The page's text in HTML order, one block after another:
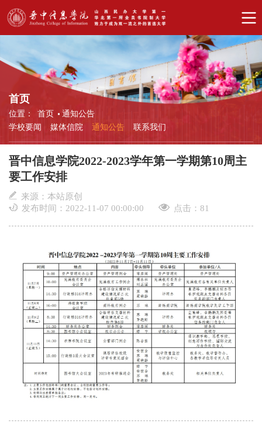
首页
位置： 首页
通知公告
学校要闻
媒体信院 通知公告 联系我们
晋中信息学院2022-2023学年第一学期第10周主
要工作安排
来源：本站原创
发布时间：2022-11-07 00:00:00
点击： 81